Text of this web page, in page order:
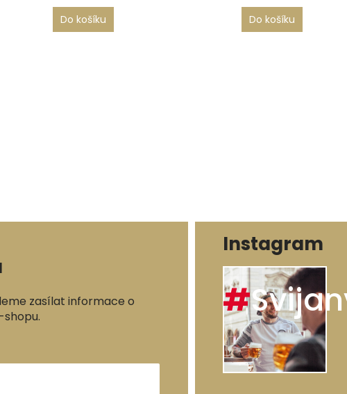
Do košíku Do košíku
zasílat informace o
Instagram
#